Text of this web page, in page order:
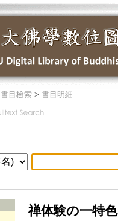
書目檢索 > 書目明細
禅体験の一特